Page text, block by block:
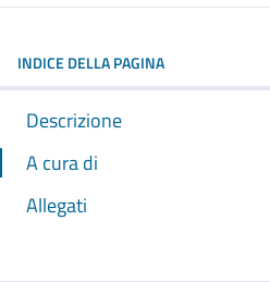
INDICE DELLA PAGINA
Descrizione
A cura di
Allegati